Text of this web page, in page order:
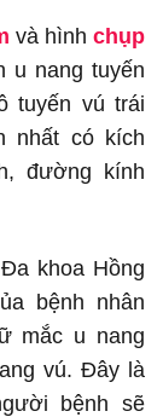
và hìnhchụp
u nang tuyến
tuyến vú trái
nhất có kích
đường kính
khoa Hồng
bệnh nhân
mắc u nang
vú. Đây là
bệnh sẽ